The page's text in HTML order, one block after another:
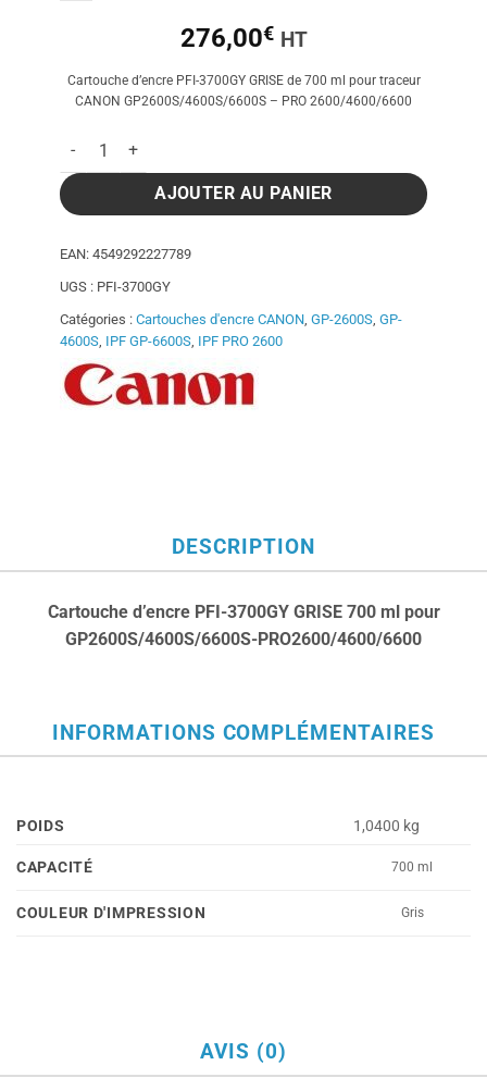
276,00€ HT
Cartouche d’encre PFI-3700GY GRISE de 700 ml pour traceur
CANON GP2600S/4600S/6600S – PRO 2600/4600/6600
quantité de Cartouche d'encre PFI-3700GY Grise - 700 ml
AJOUTER AU PANIER
EAN: 4549292227789
UGS : PFI-3700GY
Catégories : Cartouches d'encre CANON GP-2600S GP-
4600S IPF GP-6600S IPF PRO 2600
DESCRIPTION
Cartouche d’encre PFI-3700GY GRISE 700 ml pour
GP2600S/4600S/6600S-PRO2600/4600/6600
INFORMATIONS COMPLÉMENTAIRES
POIDS 1,0400 kg
CAPACITÉ 700 ml
COULEUR D'IMPRESSION Gris
AVIS (0)